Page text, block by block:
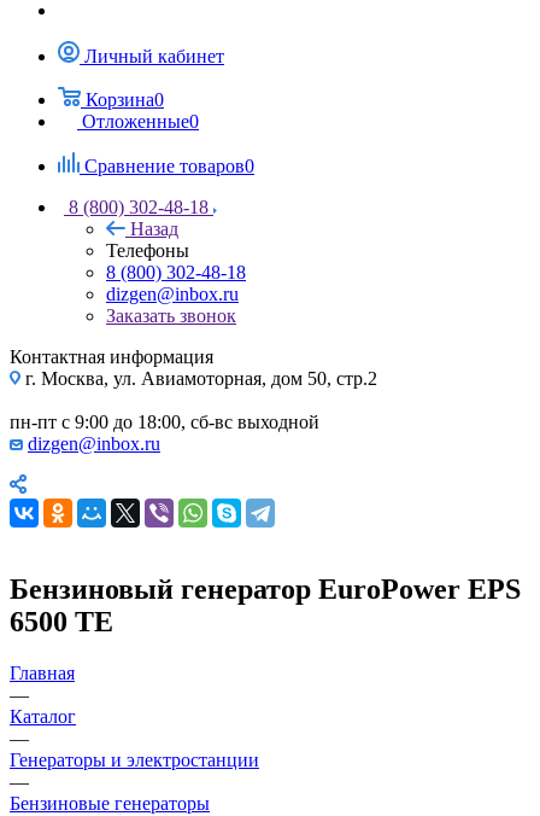
Личный кабинет
Корзина0
Отложенные0
Сравнение товаров0
8 (800) 302-48-18
Назад
Телефоны
8 (800) 302-48-18
dizgen@inbox.ru
Заказать звонок
Контактная информация
г. Москва, ул. Авиамоторная, дом 50, стр.2
пн-пт с 9:00 до 18:00, сб-вс выходной
dizgen@inbox.ru
Бензиновый генератор EuroPower EPS
6500 TE
Главная
—
Каталог
—
Генераторы и электростанции
—
Бензиновые генераторы